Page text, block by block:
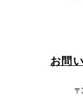
お問
〒